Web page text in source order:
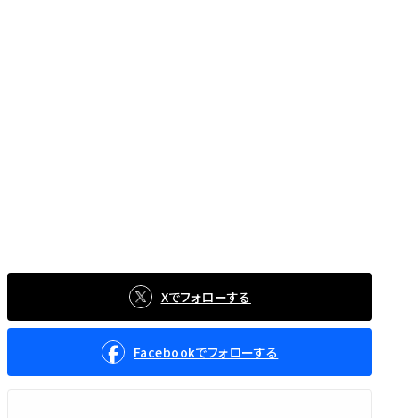
Xでフォローする
Facebookでフォローする